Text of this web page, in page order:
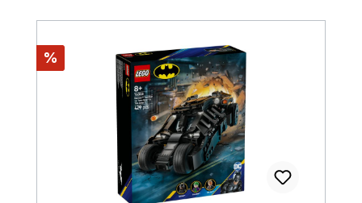
Rabatt
%